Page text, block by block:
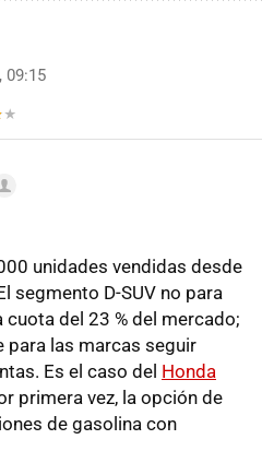
09:15
unidades vendidas desde
segmento D-SUV no para
cuota del 23 % del mercado;
para las marcas seguir
Es el caso del Honda
primera vez, la opción de
de gasolina con